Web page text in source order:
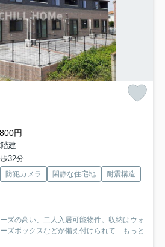
円
建
32分
防犯カメラ 閑静な住宅地
耐震構造
ズの高い、二人入居可能物件。収納はウォ
ズボックスなどが備え付けられて... もっと